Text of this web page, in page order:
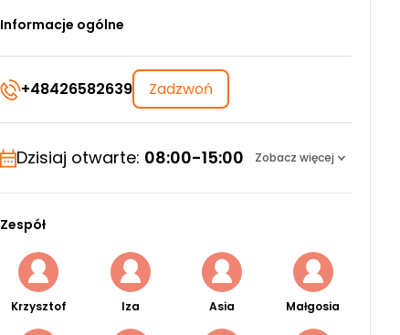
Informacje ogólne
+48426582639 Zadzwoń
Dzisiaj otwarte: 08:00-15:00 Zobacz więcej
Zespół
Krzysztof Iza Asia Małgosia